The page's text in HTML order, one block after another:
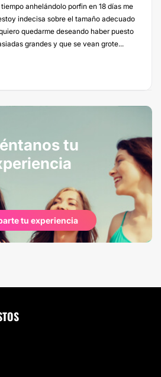
anhelándolo porfin en 18 días me
indecisa sobre el tamaño adecuado
quedarme deseando haber puesto
grandes y que se vean grote...
tu
tu experiencia